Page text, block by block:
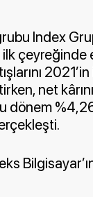
Index
ilk
net
dönem